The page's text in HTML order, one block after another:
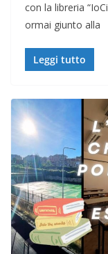
con la libreria
ormai giunto alla
Leggi tutto